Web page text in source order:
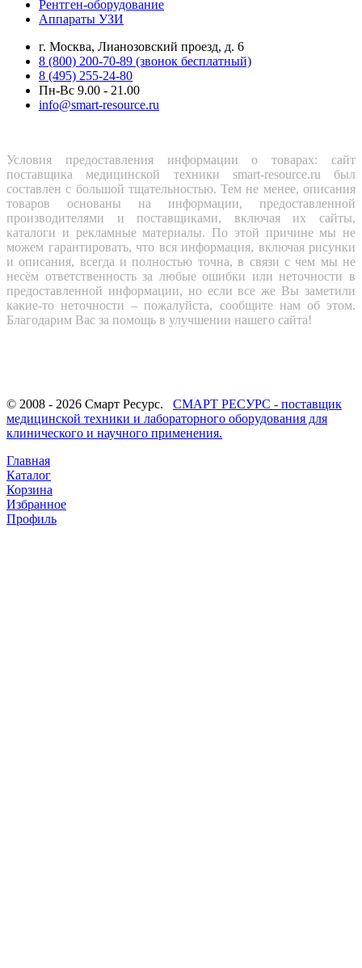
Рентген-оборудование
Аппараты УЗИ
г. Москва, Лианозовский проезд, д. 6
8 (800) 200-70-89 (звонок бесплатный)
8 (495) 255-24-80
Пн-Вс 9.00 - 21.00
info@smart-resource.ru
Условия предоставления информации о товарах: сайт
поставщика медицинской техники smart-resource.ru был
составлен с большой тщательностью. Тем не менее, описания
товаров основаны на информации, предоставленной
производителями и поставщиками, включая их сайты,
каталоги и рекламные материалы. По этой причине мы не
можем гарантировать, что вся информация, включая рисунки
и описания, всегда и полностью точна, в связи с чем мы не
несём ответственность за любые ошибки или неточности в
предоставленной информации, но если все же Вы заметили
какие-то неточности – пожалуйста, сообщите нам об этом.
Благодарим Вас за помощь в улучшении нашего сайта!
© 2008 - 2026 Смарт Ресурс. СМАРТ РЕСУРС - поставщик
медицинской техники и лабораторного оборудования для
клинического и научного применения.
Главная
Каталог
Корзина
Избранное
Профиль